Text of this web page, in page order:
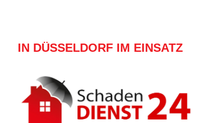
IN DÜSSELDORF IM EINSATZ